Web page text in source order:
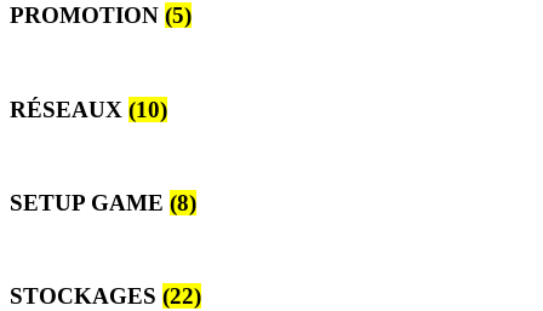
PROMOTION (5)
RÉSEAUX (10)
SETUP GAME (8)
STOCKAGES (22)